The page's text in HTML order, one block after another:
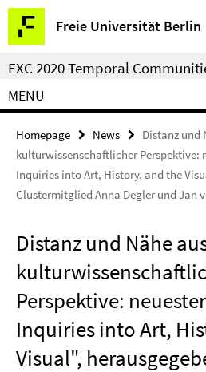
Springe
direkt
zu
Inhalt
Freie Universität Berlin
Service
Navigation
EXC 2020 Temporal
MENU
Homepage News
Distanz und
kulturwissenschaftlicher Perspektive:
Inquiries into Art, History, and the
Clustermitglied Anna Degler und Jan
Distanz und Nähe
Perspektive:
Inquiries into Art,
Visual",